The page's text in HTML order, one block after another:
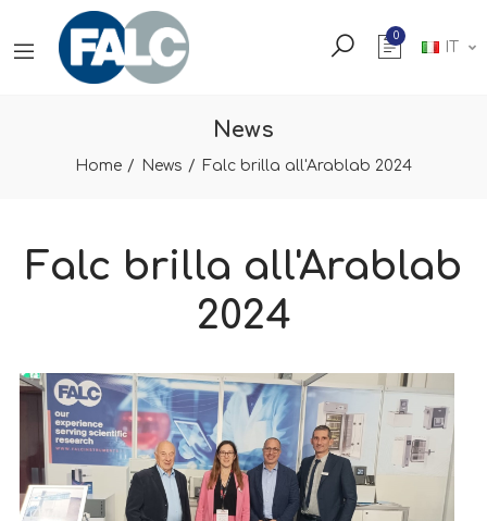
0
News
Home News Falc brilla all'Arablab 2024
Falc brilla all'Arablab
2024